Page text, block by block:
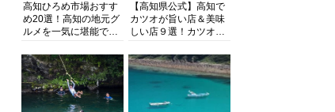
高知ひろめ市場おすす
め20選！高知の地元グ
ルメを一気に堪能でき
底解剖
【高知県公式】高知で
カツオが旨い店＆美味
しい店９選！カツオの
紹介